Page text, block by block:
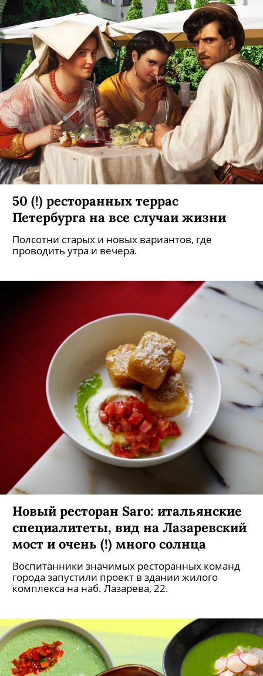
50 (!) ресторанных террас
Петербурга на все случаи жизни
Полсотни старых и новых вариантов, где
Новый ресторан Saro: итальянские
специалитеты, вид на Лазаревский
мост и очень (!) много солнца
Воспитанники значимых ресторанных команд
города запустили проект в здании жилого